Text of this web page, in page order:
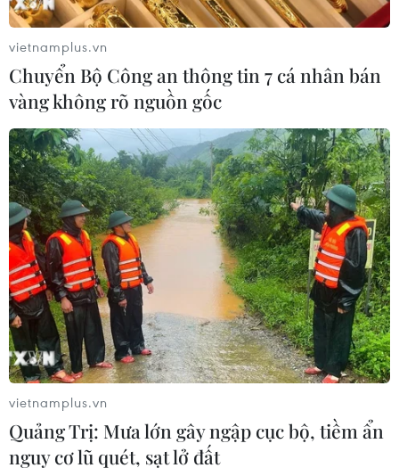
vietnamplus.vn
Chuyển Bộ Công an thông tin 7 cá nhân bán
vàng không rõ nguồn gốc
vietnamplus.vn
Quảng Trị: Mưa lớn gây ngập cục bộ, tiềm ẩn
nguy cơ lũ quét, sạt lở đất